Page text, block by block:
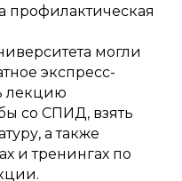
могли
экспресс-
лекцию
со СПИД, взять
а также
и тренингах по